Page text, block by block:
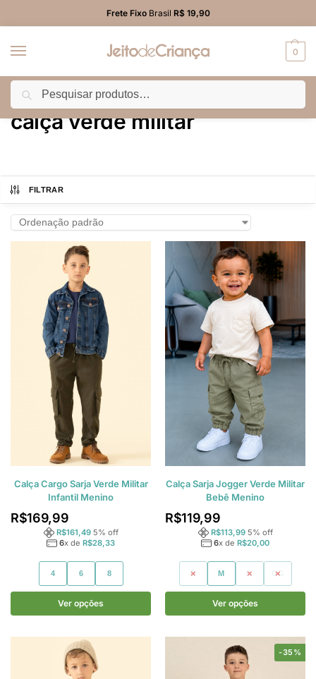
Frete FixoBrasil R$ 19,90
0
Início Produtos marcados com a tag “calça verde militar”
calça verde militar
FILTRAR
Calça Cargo Sarja Verde Militar
Infantil Menino
R$169,99
R$161,49 5% off
6x de R$28,33
4 6 8
Ver opções
Calça Sarja Jogger Verde Militar
Bebê Menino
R$119,99
R$113,99 5% off
6x de R$20,00
P M G GG
Ver opções
-35%